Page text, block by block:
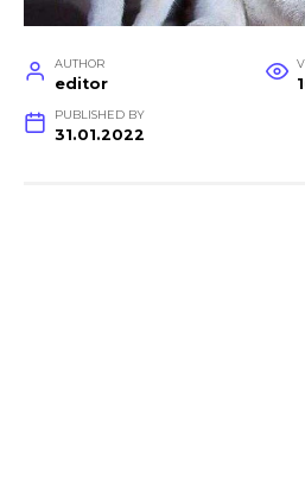
AUTHOR
editor
PUBLISHED BY
31.01.2022